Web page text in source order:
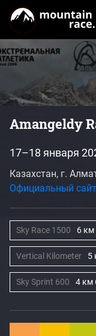
Amangeldy
17–18 января
Казахстан, г.
Официальный сайт
Sky Race 1500 6 км
Vertical Kilometer 5
Sky Sprint 600 4 км